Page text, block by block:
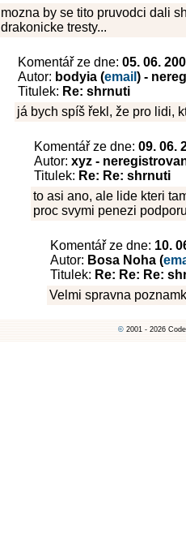
mozna by se tito pruvodci dali
drakonicke tresty...
Komentář ze dne: 05. 06.
Autor: bodyia (email ) -
Titulek: Re: shrnuti
já bych spíš řekl, že pro lidi,
Komentář ze dne: 09. 06.
Autor: xyz -
Titulek: Re: Re: shrnuti
to asi ano, ale lide kteri
proc svymi penezi
Komentář ze dne: 10.
Autor: Bosa Noha (
Titulek: Re: Re: Re:
Velmi spravna
© 2001 - 2026